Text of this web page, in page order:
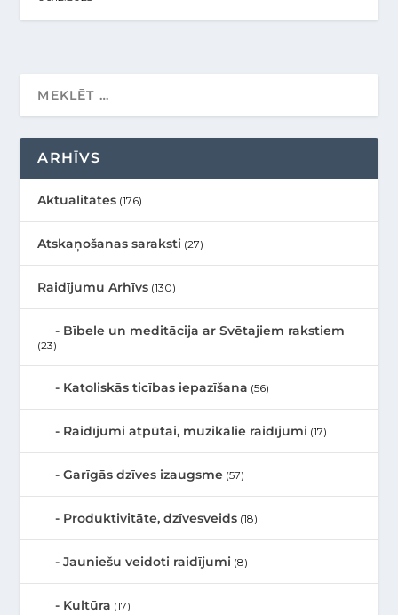
ARHĪVS
Aktualitātes (176)
Atskaņošanas saraksti (27)
Raidījumu Arhīvs (130)
Bībele un meditācija ar Svētajiem rakstiem
(23)
Katoliskās ticības iepazīšana (56)
Raidījumi atpūtai, muzikālie raidījumi (17)
Garīgās dzīves izaugsme (57)
Produktivitāte, dzīvesveids (18)
Jauniešu veidoti raidījumi (8)
Kultūra (17)